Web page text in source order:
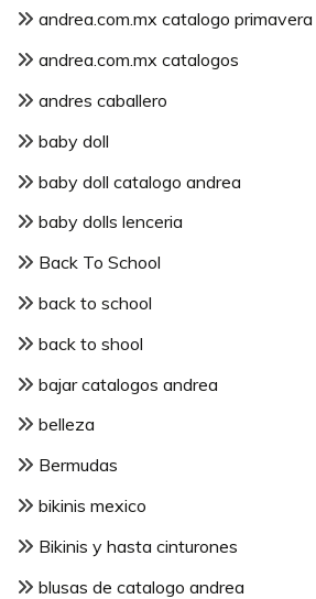
andrea.com.mx catalogo
andrea.com.mx catalogos
andres caballero
baby doll
baby doll catalogo andrea
baby dolls lenceria
Back To School
back to school
back to shool
bajar catalogos andrea
belleza
Bermudas
bikinis mexico
Bikinis y hasta cinturones
blusas de catalogo andrea